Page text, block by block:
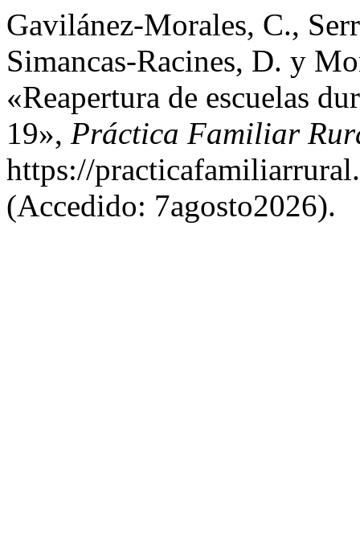
Gavilánez-Morales, C.,
Simancas-Racines, D. y
«Reapertura de escuelas
19», Práctica Familiar
https://
(Accedido: 7agosto2026).